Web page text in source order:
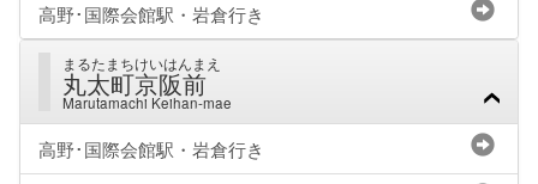
高野･国際会館駅・岩倉行き
まるたまちけいはんまえ
丸太町京阪前
Marutamachi Keihan-mae
高野･国際会館駅・岩倉行き